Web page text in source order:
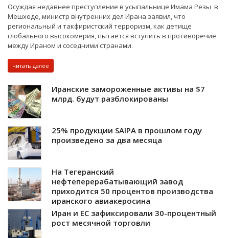
Осуждая недавнее преступление в усыпальнице Имама Резы в
Мешхеде, министр внутренних дел Ирана заявил, что
региональный и такфиристский терроризм, как детище
глобального высокомерия, пытается вступить в противоречие
между Ираном и соседними странами.
читать далее
Иранские замороженные активы на $7
млрд. будут разблокированы
25% продукции SAIPA в прошлом году
произведено за два месяца
На Тегеранский
нефтеперерабатывающий завод
приходится 50 процентов производства
иранского авиакеросина
Иран и ЕС зафиксировали 30-процентный
рост месячной торговли